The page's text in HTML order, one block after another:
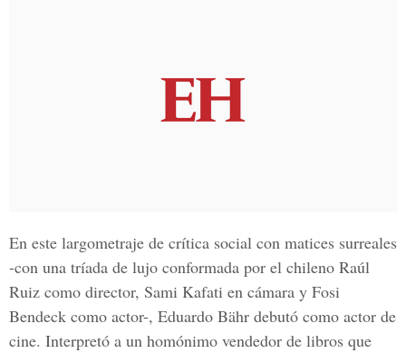
En este largometraje de crítica social con matices surreales
-con una tríada de lujo conformada por el chileno Raúl
Ruiz como director, Sami Kafati en cámara y Fosi
Bendeck como actor-, Eduardo Bähr debutó como actor de
cine. Interpretó a un homónimo vendedor de libros que